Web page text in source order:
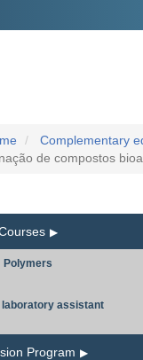
Complementary
de compostos
Polymers
laboratory assistant
Program